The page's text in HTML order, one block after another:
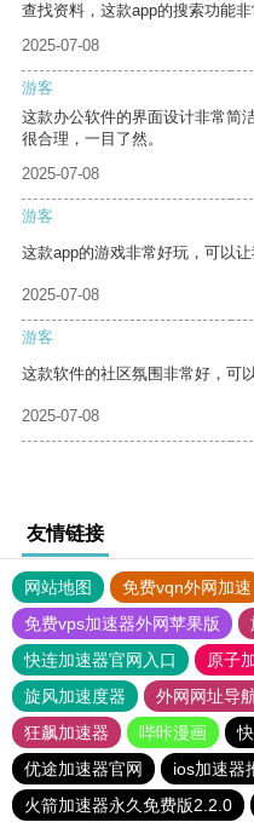
查找资料，这款app的搜索功能
2025-07-08
游客
这款办公软件的界面设计非常简
很合理，一目了然。
2025-07-08
游客
这款app的游戏非常好玩，可以让
2025-07-08
游客
这款软件的社区氛围非常好，可
2025-07-08
友情链接
网站地图 免费vqn外网加速
免费vps加速器外网苹果版
快连加速器官网入口
原子
旋风加速度器
外网网址导
狂飙加速器
哔咔漫画
优途加速器官网
ios加速器
火箭加速器永久免费版2.2.0